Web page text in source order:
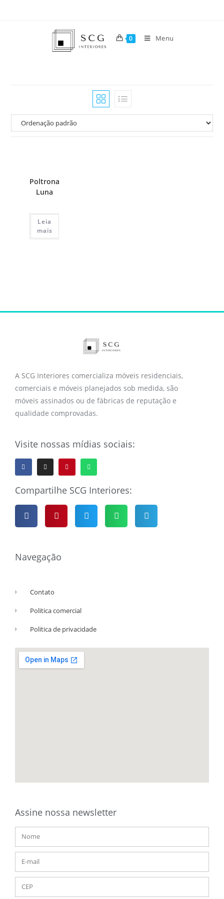
0 Menu
Poltrona
Luna
Leia
mais
A SCG Interiores comercializa móveis residenciais,
comerciais e móveis planejados sob medida, são
móveis assinados ou de fábricas de reputação e
qualidade comprovadas.
Visite nossas mídias sociais:
Compartilhe SCG Interiores:
Navegação
Contato
Politica comercial
Politica de privacidade
Assine nossa newsletter